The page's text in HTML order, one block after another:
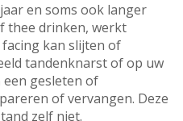
en soms ook langer
thee drinken, werkt
kan slijten of
tandenknarst of op uw
gesleten of
of vervangen. Deze
zelf niet.